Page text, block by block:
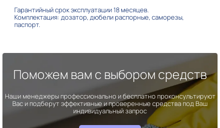
Гарантийный срок эксплуатации 18 месяцев.
Комплектация: дозатор, дюбели распорные, саморезы,
паспорт.
Поможем вам с выбором средств
Наши менеджеры профессионально и бесплатно проконсультируют
Вас и подберут эффективные и проверенные средства под Ваш
индивидуальный запрос